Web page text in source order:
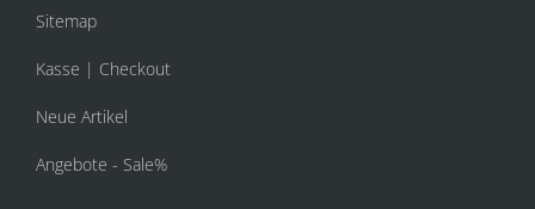
Sitemap
Kasse | Checkout
Neue Artikel
Angebote - Sale%